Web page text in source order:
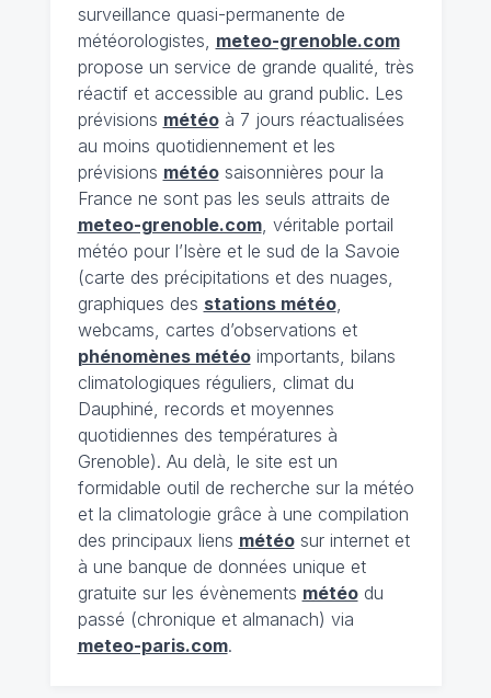
surveillance quasi-permanente de
météorologistes, meteo-grenoble.com
propose un service de grande qualité, très
réactif et accessible au grand public. Les
prévisions météoà 7 jours réactualisées
au moins quotidiennement et les
prévisions météosaisonnières pour la
France ne sont pas les seuls attraits de
meteo-grenoble.com, véritable portail
météo pour l’Isère et le sud de la Savoie
(carte des précipitations et des nuages,
graphiques des stations météo,
webcams, cartes d’observations et
phénomènes météoimportants, bilans
climatologiques réguliers, climat du
Dauphiné, records et moyennes
quotidiennes des températures à
Grenoble). Au delà, le site est un
formidable outil de recherche sur la météo
et la climatologie grâce à une compilation
des principaux liens météosur internet et
à une banque de données unique et
gratuite sur les évènements météodu
passé (chronique et almanach) via
meteo-paris.com.